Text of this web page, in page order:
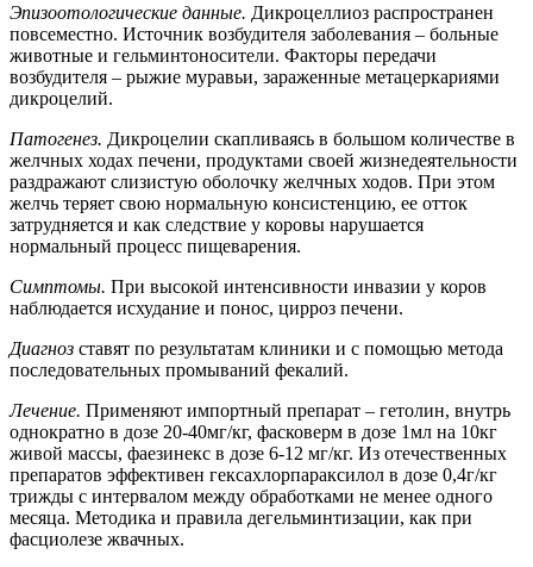
Эпизоотологические данные. Дикроцеллиоз распространен
повсеместно. Источник возбудителя заболевания – больные
животные и гельминтоносители. Факторы передачи
возбудителя – рыжие муравьи, зараженные метацеркариями
дикроцелий.
Патогенез. Дикроцелии скапливаясь в большом количестве в
желчных ходах печени, продуктами своей жизнедеятельности
раздражают слизистую оболочку желчных ходов. При этом
желчь теряет свою нормальную консистенцию, ее отток
затрудняется и как следствие у коровы нарушается
нормальный процесс пищеварения.
Симптомы. При высокой интенсивности инвазии у коров
наблюдается исхудание и понос, цирроз печени.
Диагноз ставят по результатам клиники и с помощью метода
последовательных промываний фекалий.
Лечение. Применяют импортный препарат – гетолин, внутрь
однократно в дозе 20-40мг/кг, фасковерм в дозе 1мл на 10кг
живой массы, фаезинекс в дозе 6-12 мг/кг. Из отечественных
препаратов эффективен гексахлорпараксилол в дозе 0,4г/кг
трижды с интервалом между обработками не менее одного
месяца. Методика и правила дегельминтизации, как при
фасциолезе жвачных.